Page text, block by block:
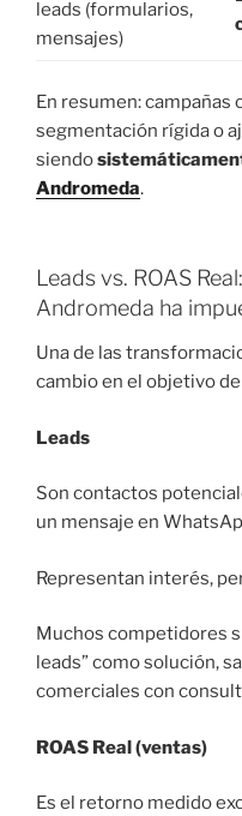
leads (formularios,
mensajes)
En resumen: campañas
segmentación rígida o
siendo
Andromeda.
Leads vs. ROAS
Andromeda ha
Una de las
cambio en el objetivo
Leads
Son contactos
un mensaje en
Representan interés,
Muchos competidores
leads” como solución,
comerciales con
ROAS Real (ventas)
Es el retorno medido